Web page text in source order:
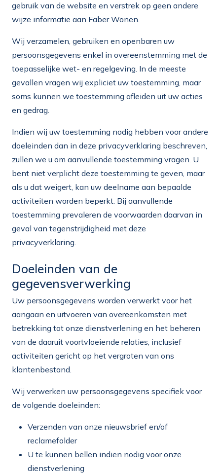
gebruik van de website en verstrek op geen andere
wijze informatie aan Faber Wonen.
Wij verzamelen, gebruiken en openbaren uw
persoonsgegevens enkel in overeenstemming met de
toepasselijke wet- en regelgeving. In de meeste
gevallen vragen wij expliciet uw toestemming, maar
soms kunnen we toestemming afleiden uit uw acties
en gedrag.
Indien wij uw toestemming nodig hebben voor andere
doeleinden dan in deze privacyverklaring beschreven,
zullen we u om aanvullende toestemming vragen. U
bent niet verplicht deze toestemming te geven, maar
als u dat weigert, kan uw deelname aan bepaalde
activiteiten worden beperkt. Bij aanvullende
toestemming prevaleren de voorwaarden daarvan in
geval van tegenstrijdigheid met deze
privacyverklaring.
Doeleinden van de
gegevensverwerking
Uw persoonsgegevens worden verwerkt voor het
aangaan en uitvoeren van overeenkomsten met
betrekking tot onze dienstverlening en het beheren
van de daaruit voortvloeiende relaties, inclusief
activiteiten gericht op het vergroten van ons
klantenbestand.
Wij verwerken uw persoonsgegevens specifiek voor
de volgende doeleinden:
Verzenden van onze nieuwsbrief en/of
reclamefolder
U te kunnen bellen indien nodig voor onze
dienstverlening